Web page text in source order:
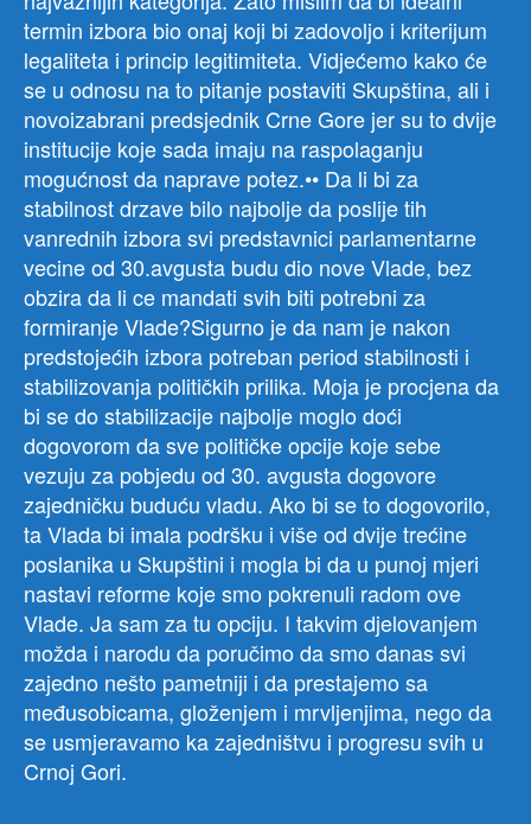
termin izbora bio onaj koji bi zadovoljo i kriterijum
legaliteta i princip legitimiteta. Vidjećemo kako će
se u odnosu na to pitanje postaviti Skupština, ali i
novoizabrani predsjednik Crne Gore jer su to dvije
institucije koje sada imaju na raspolaganju
mogućnost da naprave potez.•• Da li bi za
stabilnost drzave bilo najbolje da poslije tih
vanrednih izbora svi predstavnici parlamentarne
vecine od 30.avgusta budu dio nove Vlade, bez
obzira da li ce mandati svih biti potrebni za
formiranje Vlade?Sigurno je da nam je nakon
predstojećih izbora potreban period stabilnosti i
stabilizovanja političkih prilika. Moja je procjena da
bi se do stabilizacije najbolje moglo doći
dogovorom da sve političke opcije koje sebe
vezuju za pobjedu od 30. avgusta dogovore
zajedničku buduću vladu. Ako bi se to dogovorilo,
ta Vlada bi imala podršku i više od dvije trećine
poslanika u Skupštini i mogla bi da u punoj mjeri
nastavi reforme koje smo pokrenuli radom ove
Vlade. Ja sam za tu opciju. I takvim djelovanjem
možda i narodu da poručimo da smo danas svi
zajedno nešto pametniji i da prestajemo sa
međusobicama, gloženjem i mrvljenjima, nego da
se usmjeravamo ka zajedništvu i progresu svih u
Crnoj Gori.